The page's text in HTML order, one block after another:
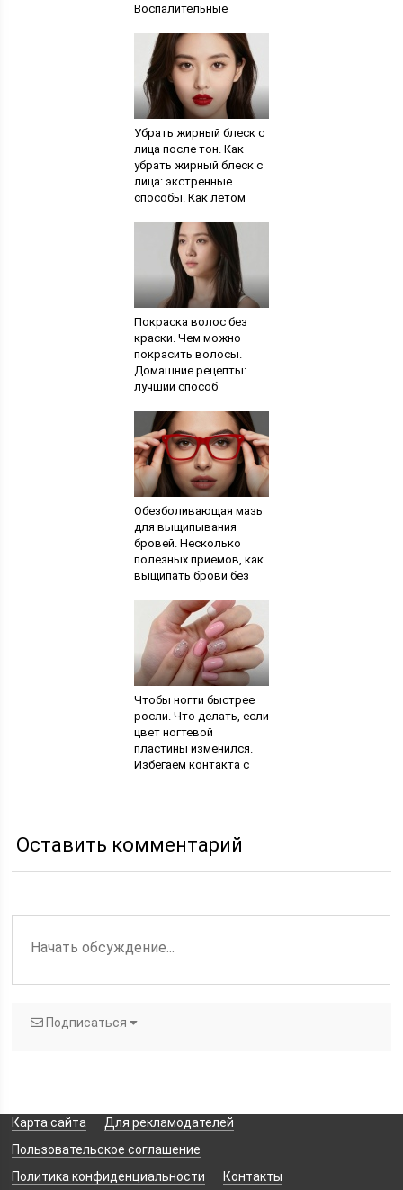
Воспалительные
Убрать жирный блеск с
лица после тон. Как
убрать жирный блеск с
лица: экстренные
способы. Как летом
блеск кожи
Покраска волос без
краски. Чем можно
покрасить волосы.
Домашние рецепты:
лучший способ
без вреда для волос
Обезболивающая мазь
для выщипывания
бровей. Несколько
полезных приемов, как
выщипать брови без
удаление волосков
Чтобы ногти быстрее
росли. Что делать, если
цвет ногтевой
пластины изменился.
Избегаем контакта с
Оставить комментарий
Подписаться
Карта сайта
Для рекламодателей
Пользовательское соглашение
Политика конфиденциальности
Контакты